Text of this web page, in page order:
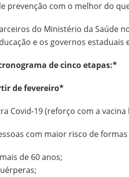
prevenção com o melhor do
do Ministério da Saúde
e os governos estaduais
de cinco etapas:*
de fevereiro*
Covid-19 (reforço com a vacina
com maior risco de formas
de 60 anos;